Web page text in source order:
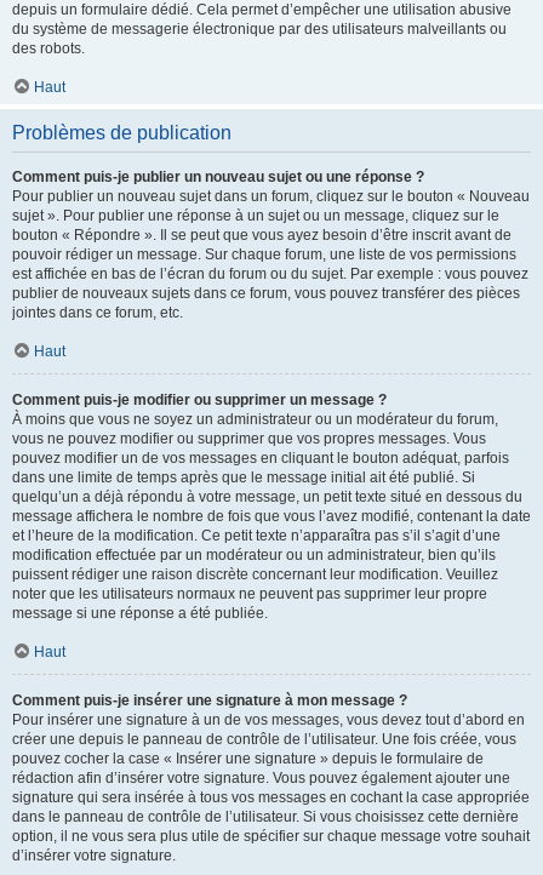
depuis un formulaire dédié. Cela permet d’empêcher une utilisation abusive
du système de messagerie électronique par des utilisateurs malveillants ou
des robots.
Haut
Problèmes de publication
Comment puis-je publier un nouveau sujet ou une réponse ?
Pour publier un nouveau sujet dans un forum, cliquez sur le bouton « Nouveau
sujet ». Pour publier une réponse à un sujet ou un message, cliquez sur le
bouton « Répondre ». Il se peut que vous ayez besoin d’être inscrit avant de
pouvoir rédiger un message. Sur chaque forum, une liste de vos permissions
est affichée en bas de l’écran du forum ou du sujet. Par exemple : vous pouvez
publier de nouveaux sujets dans ce forum, vous pouvez transférer des pièces
jointes dans ce forum, etc.
Haut
Comment puis-je modifier ou supprimer un message ?
À moins que vous ne soyez un administrateur ou un modérateur du forum,
vous ne pouvez modifier ou supprimer que vos propres messages. Vous
pouvez modifier un de vos messages en cliquant le bouton adéquat, parfois
dans une limite de temps après que le message initial ait été publié. Si
quelqu’un a déjà répondu à votre message, un petit texte situé en dessous du
message affichera le nombre de fois que vous l’avez modifié, contenant la date
et l’heure de la modification. Ce petit texte n’apparaîtra pas s’il s’agit d’une
modification effectuée par un modérateur ou un administrateur, bien qu’ils
puissent rédiger une raison discrète concernant leur modification. Veuillez
noter que les utilisateurs normaux ne peuvent pas supprimer leur propre
message si une réponse a été publiée.
Haut
Comment puis-je insérer une signature à mon message ?
Pour insérer une signature à un de vos messages, vous devez tout d’abord en
créer une depuis le panneau de contrôle de l’utilisateur. Une fois créée, vous
pouvez cocher la case « Insérer une signature » depuis le formulaire de
rédaction afin d’insérer votre signature. Vous pouvez également ajouter une
signature qui sera insérée à tous vos messages en cochant la case appropriée
dans le panneau de contrôle de l’utilisateur. Si vous choisissez cette dernière
option, il ne vous sera plus utile de spécifier sur chaque message votre souhait
d’insérer votre signature.